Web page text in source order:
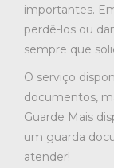
importantes.
perdê-los ou
sempre que
O serviço
documentos,
Guarde Mais
um guarda
atender!